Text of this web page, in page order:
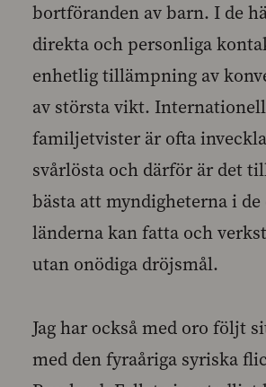
bortföranden av barn. I de
direkta och personliga
enhetlig tillämpning av
av största vikt.
familjetvister är ofta
svårlösta och därför är det
bästa att myndigheterna i
länderna kan fatta och
utan onödiga dröjsmål.
Jag har också med oro följt
med den fyraåriga syriska